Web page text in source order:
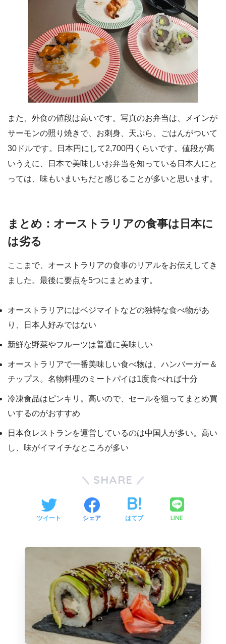
また、外食の値段は高いです。写真のお弁当は、メインが
サーモンの照り焼きで、お刺身、天ぷら、ごはんがついて
30ドルです。日本円にして2,700円くらいです。値段が高
いうえに、日本で美味しいお弁当を知っている日本人にと
っては、味もいまいちだと感じることが多いと思います。
まとめ：オーストラリアの食事は日本に
は劣る
ここまで、オーストラリアの食事のリアルをお伝えしてき
ました。最後に要点を5つにまとめます。
オーストラリアにはベジマイトなどの独特な食べ物があ
り、日本人好みではない
新鮮な野菜やフルーツは普通に美味しい
オーストラリアで一番美味しい食べ物は、ハンバーガー＆
チップス。名物料理のミートパイは1度食べれば十分
冷凍食品はピンキリ。高いので、セールを狙ってまとめ買
いするのがおすすめ
日本食レストランを運営しているのは中国人が多い。高い
し、味がイマイチなところが多い
SHARE
ツイート シェア はてブ LINE